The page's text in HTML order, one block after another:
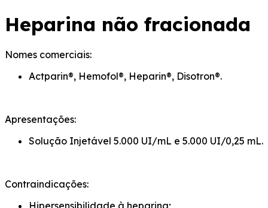
Heparina não fracionada
Nomes comerciais:
Actparin®, Hemofol®, Heparin®, Disotron®.
Apresentações:
Solução Injetável 5.000 UI/mL e 5.000 UI/0,25 mL.
Contraindicações: